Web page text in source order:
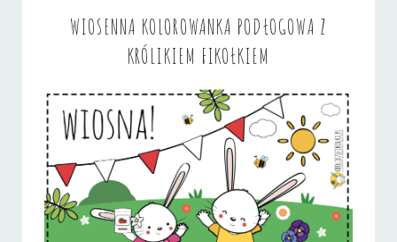
WIOSENNA KOLOROWANKA PODŁOGOWA Z
KRÓLIKIEM FIKOŁKIEM